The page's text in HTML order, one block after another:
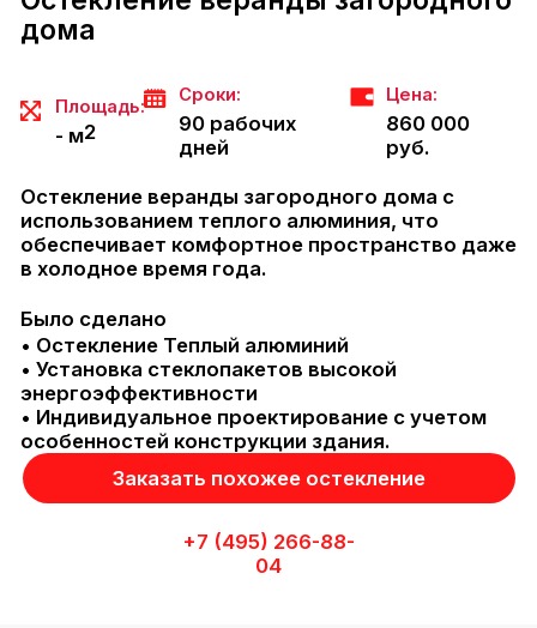
дома
Площадь:
- м2
Сроки:
90 рабочих
дней
Цена:
860 000
руб.
Остекление веранды загородного дома с
использованием теплого алюминия, что
обеспечивает комфортное пространство даже
в холодное время года.
Было сделано
• Остекление Теплый алюминий
• Установка стеклопакетов высокой
энергоэффективности
• Индивидуальное проектирование с учетом
особенностей конструкции здания.
Заказать похожее остекление
+7 (495) 266-88-
04